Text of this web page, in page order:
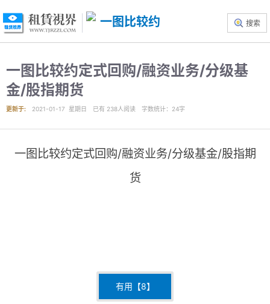
搜索
一图比较约定式回购/融资业务/分级基
金/股指期货
更新于: 2021-01-17 星期日 已有 238人阅读 字数统计：24字
一图比较约定式回购/融资业务/分级基金/股指期
货
有用【8】